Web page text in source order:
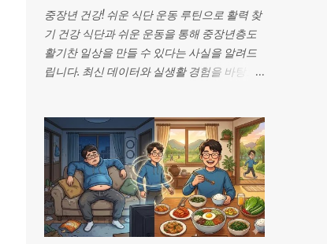
중장년 건강! 쉬운 식단 운동 루틴으로 활력 찾
기 건강 식단과 쉬운 운동을 통해 중장년층도
활기찬 일상을 만들 수 있다는 사실을 알려드
립니다. 최신 데이터와 실생활 경험을 바탕으
발자로 하루 종일 모니터 앞에 앉아 일하다 보
면 몸이 점점 무거워지는 느낌, 저도 한 번 겪어
봤어요. 그때마다 “이대로 가면 몸이 시스템 오
류를 일으키겠지?” 하는 생각이 들곤 했죠. 하
지만 작은 변화가 큰 차이를 만든다는 걸 직접
체험하면서, 여러분께도 같은 기회를 드리고